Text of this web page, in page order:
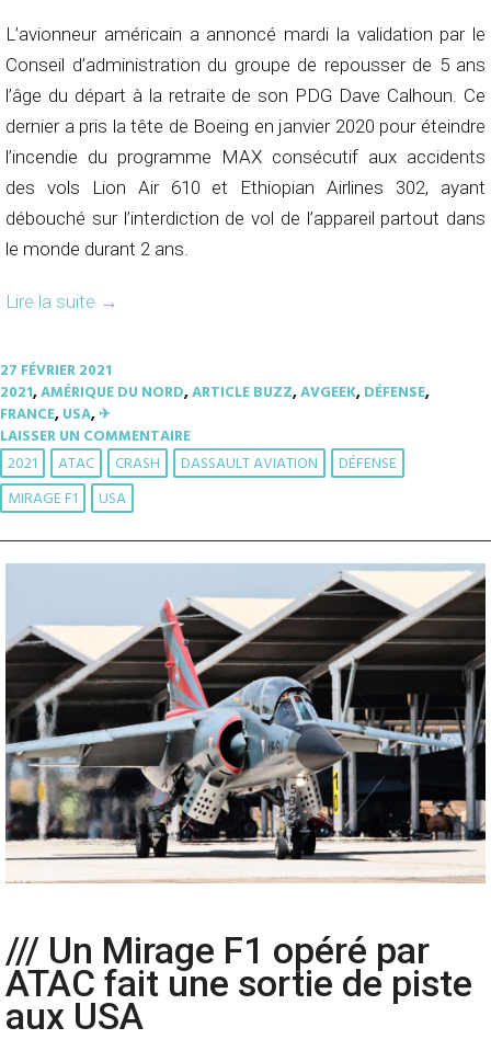
L’avionneur américain a annoncé mardi la validation par le
Conseil d’administration du groupe de repousser de 5 ans
l’âge du départ à la retraite de son PDG Dave Calhoun. Ce
dernier a pris la tête de Boeing en janvier 2020 pour éteindre
l’incendie du programme MAX consécutif aux accidents
des vols Lion Air 610 et Ethiopian Airlines 302, ayant
débouché sur l’interdiction de vol de l’appareil partout dans
le monde durant 2 ans.
Lire la suite →
27 FÉVRIER 2021
2021,AMÉRIQUE DU NORD,ARTICLE BUZZ,AVGEEK,DÉFENSE,
FRANCE,USA,✈︎
LAISSER UN COMMENTAIRE
2021 ATAC CRASH DASSAULT AVIATION
DÉFENSE
MIRAGE F1
USA
/// Un Mirage F1 opéré par
ATAC fait une sortie de piste
aux USA